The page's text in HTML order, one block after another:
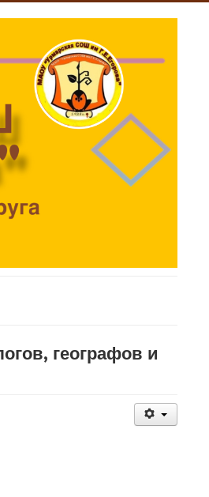
географов и